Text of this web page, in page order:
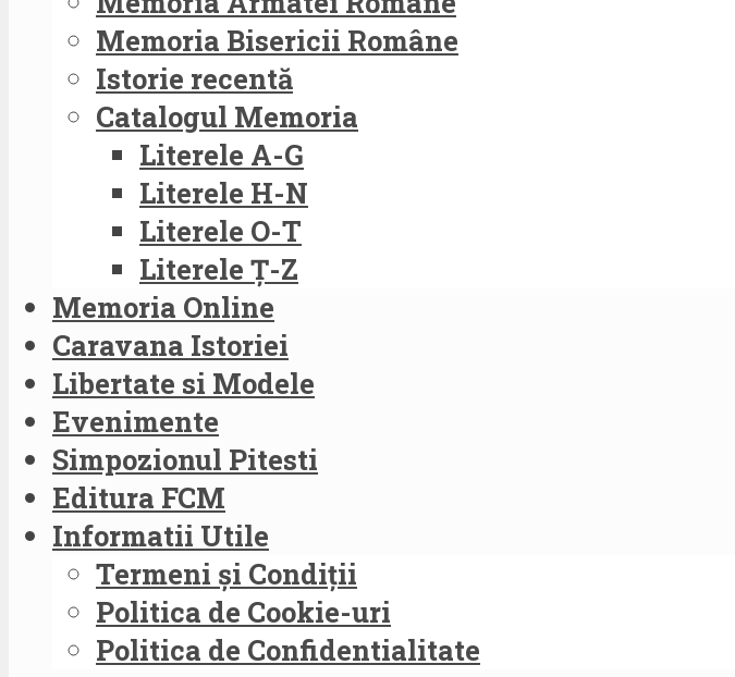
Memoria Bisericii Române
Istorie recentă
Catalogul Memoria
Literele A-G
Literele H-N
Literele O-T
Literele Ț-Z
Memoria Online
Caravana Istoriei
Libertate si Modele
Evenimente
Simpozionul Pitesti
Editura FCM
Informatii Utile
Termeni și Condiții
Politica de Cookie-uri
Politica de Confidentialitate